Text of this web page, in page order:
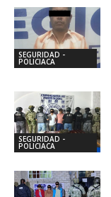
SEGURIDAD -
POLICIACA
SEGURIDAD -
POLICIACA